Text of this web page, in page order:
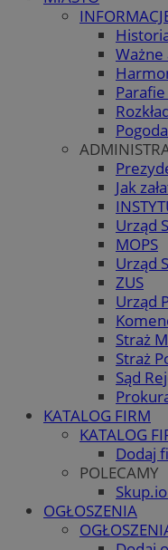
Jak
Urząd
MOPS
Urząd
ZUS
Urząd
Straż
Straż
Sąd
KATALOG FIRM
KATALOG
Dodaj
POLECAMY
OGŁOSZENIA